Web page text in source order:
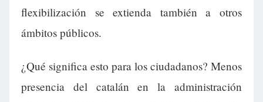
flexibilización se extienda también a otros
ámbitos públicos.
¿Qué significa esto para los ciudadanos? Menos
presencia del catalán en la administración